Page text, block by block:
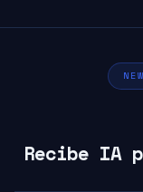
Recibe IA